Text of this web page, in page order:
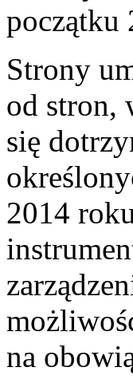
początku
Strony
od stron,
się
2014
na